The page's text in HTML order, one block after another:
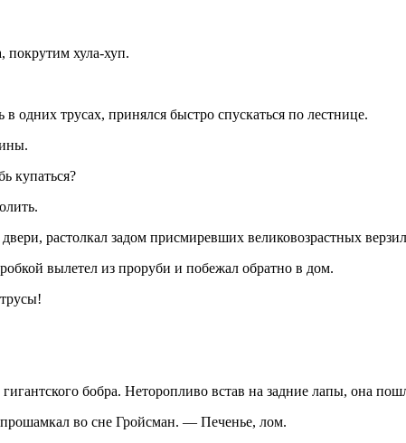
хула-хуп.
одних трусах, принялся быстро спускаться по лестнице.
купаться?
растолкал задом присмиревших великовозрастных
вылетел из проруби и побежал обратно в дом.
бобра. Неторопливо встав на задние лапы, она
во сне Гройсман. — Печенье, лом.